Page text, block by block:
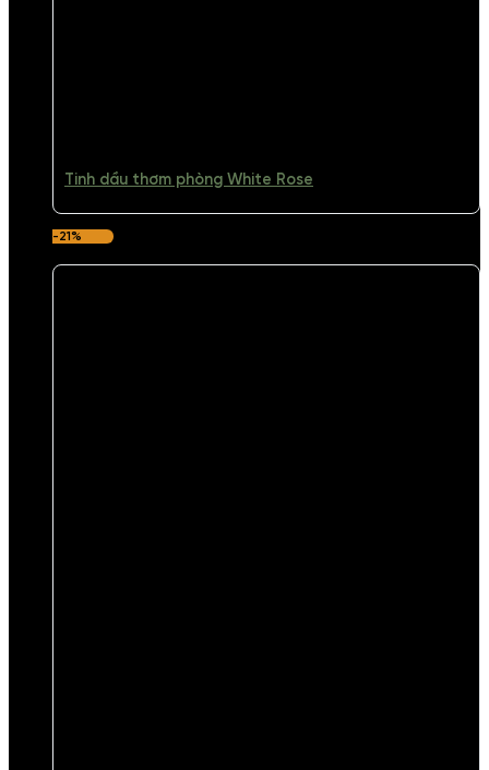
Tinh dầu thơm phòng White Rose
-21%